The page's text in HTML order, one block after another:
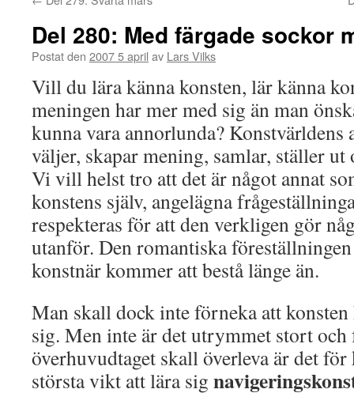
Del 280: Med färgade sockor
Postat den 2007 5 april av Lars Vilks
Vill du lära känna konsten, lär känna
meningen har mer med sig än man
kunna vara annorlunda? Konstvärldens
väljer, skapar mening, samlar, ställer
Vi vill helst tro att det är något annat
konstens själv, angelägna
respekteras för att den verkligen gör
utanför. Den romantiska
konstnär kommer att bestå länge än.
Man skall dock inte förneka att
sig. Men inte är det utrymmet stort och
överhuvudtaget skall överleva är det
största vikt att lära sig